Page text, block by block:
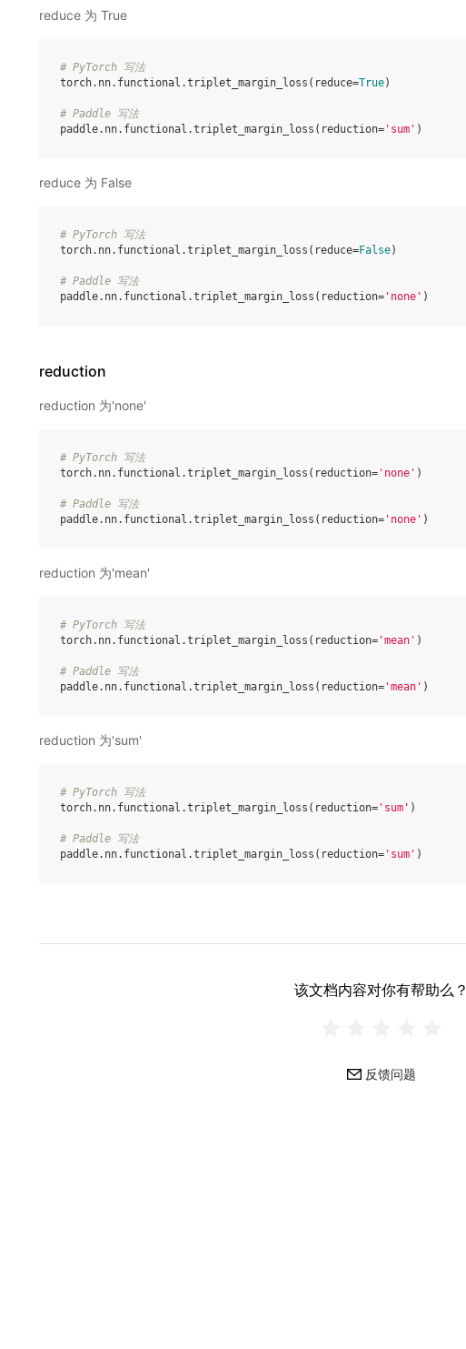
reduce 为 True
# PyTorch 写法
torch. nn. functional .triplet_margin_loss ( reduce=True)
# Paddle 写法
paddle. nn. functional .triplet_margin_loss ( reduction= 'sum' )
reduce 为 False
# PyTorch 写法
torch. nn. functional .triplet_margin_loss ( reduce=False)
# Paddle 写法
paddle. nn. functional .triplet_margin_loss ( reduction= 'none' )
reduction
reduction 为'none'
# PyTorch 写法
torch. nn. functional .triplet_margin_loss ( reduction= 'none' )
# Paddle 写法
paddle. nn. functional .triplet_margin_loss ( reduction= 'none' )
reduction 为'mean'
# PyTorch 写法
torch. nn. functional .triplet_margin_loss ( reduction= 'mean' )
# Paddle 写法
paddle. nn. functional .triplet_margin_loss ( reduction= 'mean' )
reduction 为'sum'
# PyTorch 写法
torch. nn. functional .triplet_margin_loss ( reduction= 'sum' )
# Paddle 写法
paddle. nn. functional .triplet_margin_loss ( reduction= 'sum' )
该文档内容对你有帮助么？
反馈问题